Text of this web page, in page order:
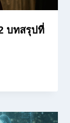
บทสรุปที่